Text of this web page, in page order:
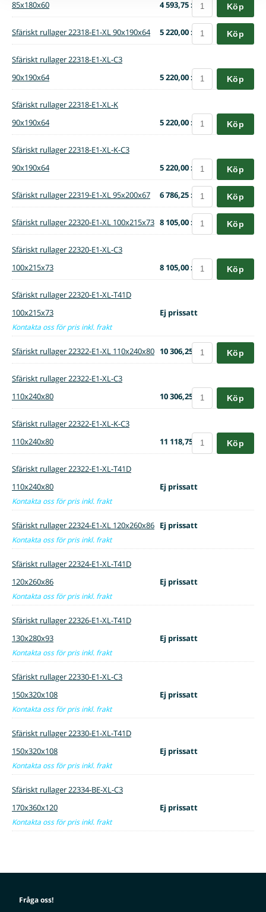
85x180x60
4 593,75 :- Köp
Sfäriskt rullager 22318-E1-XL 90x190x64 5 220,00 :- Köp
Sfäriskt rullager 22318-E1-XL-C3
90x190x64
5 220,00 :- Köp
Sfäriskt rullager 22318-E1-XL-K
90x190x64
5 220,00 :- Köp
Sfäriskt rullager 22318-E1-XL-K-C3
90x190x64
5 220,00 :- Köp
Sfäriskt rullager 22319-E1-XL 95x200x67 6 786,25 :- Köp
Sfäriskt rullager 22320-E1-XL 100x215x73 8 105,00 :- Köp
Sfäriskt rullager 22320-E1-XL-C3
100x215x73
8 105,00 :- Köp
Sfäriskt rullager 22320-E1-XL-T41D
100x215x73
Ej prissatt
Kontakta oss för pris inkl. frakt
Sfäriskt rullager 22322-E1-XL 110x240x80 10 306,25 :- Köp
Sfäriskt rullager 22322-E1-XL-C3
110x240x80
10 306,25 :- Köp
Sfäriskt rullager 22322-E1-XL-K-C3
110x240x80
11 118,75 :- Köp
Sfäriskt rullager 22322-E1-XL-T41D
110x240x80
Ej prissatt
Kontakta oss för pris inkl. frakt
Sfäriskt rullager 22324-E1-XL 120x260x86 Ej prissatt
Kontakta oss för pris inkl. frakt
Sfäriskt rullager 22324-E1-XL-T41D
120x260x86
Ej prissatt
Kontakta oss för pris inkl. frakt
Sfäriskt rullager 22326-E1-XL-T41D
130x280x93
Ej prissatt
Kontakta oss för pris inkl. frakt
Sfäriskt rullager 22330-E1-XL-C3
150x320x108
Ej prissatt
Kontakta oss för pris inkl. frakt
Sfäriskt rullager 22330-E1-XL-T41D
150x320x108
Ej prissatt
Kontakta oss för pris inkl. frakt
Sfäriskt rullager 22334-BE-XL-C3
170x360x120
Ej prissatt
Kontakta oss för pris inkl. frakt
Fråga oss!